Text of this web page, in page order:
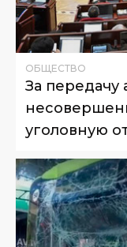
ОБЩЕСТВО
За передачу
уголовную